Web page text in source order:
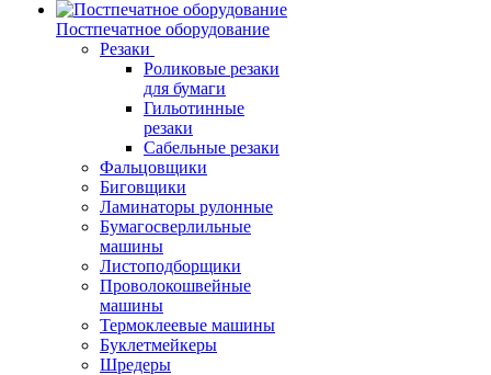
Постпечатное оборудование
Резаки
Роликовые резаки
для бумаги
Гильотинные
резаки
Сабельные резаки
Фальцовщики
Биговщики
Ламинаторы рулонные
Бумагосверлильные
машины
Листоподборщики
Проволокошвейные
машины
Термоклеевые машины
Буклетмейкеры
Шредеры